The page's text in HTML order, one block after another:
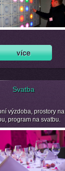
Svatba
výzdoba, prostory na
program na svatbu.